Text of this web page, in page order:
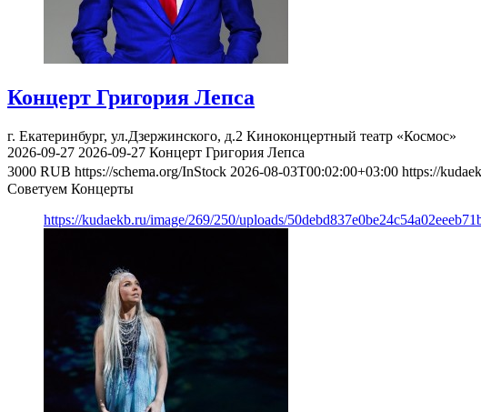
Концерт Григория Лепса
г. Екатеринбург, ул.Дзержинского, д.2 Киноконцертный театр «Космос»
2026-09-27 2026-09-27 Концерт Григория Лепса
3000 RUB https://schema.org/InStock 2026-08-03T00:02:00+03:00 https://
Советуем Концерты
https://kudaekb.ru/image/269/250/uploads/